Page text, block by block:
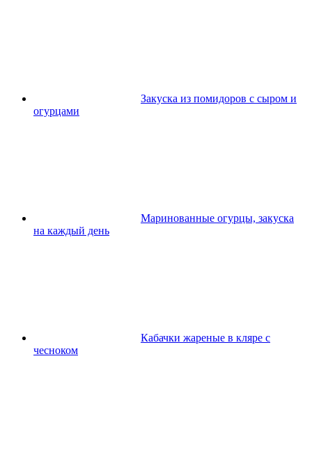
Закуска из помидоров с сыром и
огурцами
Маринованные огурцы, закуска
на каждый день
Кабачки жареные в кляре с
чесноком